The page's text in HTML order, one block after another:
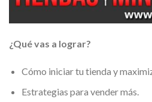
¿Qué vas a lograr?
Cómo iniciar tu tienda y
Estrategias para vender más.